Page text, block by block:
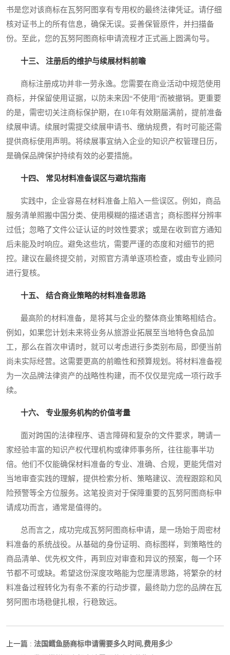
书是您对该商标在瓦努阿图享有专用权的最终法律凭证。请仔细
核对证书上的所有信息，确保无误。妥善保管原件，并扫描备
份。至此，您的瓦努阿图商标申请流程才正式画上圆满句号。
十三、 注册后的维护与续展材料前瞻
商标注册成功并非一劳永逸。您需要在商业活动中规范使用
商标，并保留使用证据，以防未来因“不使用”而被撤销。更重要
的是，需密切关注商标保护期，在10年有效期届满前，提前准备
续展申请。续展时需提交续展申请书、缴纳规费，有时可能还需
提供商标使用声明。将续展事宜纳入企业的知识产权管理日历，
是确保品牌保护持续有效的必要措施。
十四、 常见材料准备误区与避坑指南
实践中，企业容易在材料准备上陷入一些误区。例如，商品
服务清单照搬中国分类、使用模糊的描述语言；商标图样分辨率
过低；忽略了文件公证认证的时效性要求；或是在收到官方通知
后未能及时响应。避免这些坑，需要严谨的态度和对细节的把
控。建议在最终提交前，对照官方清单逐项检查，或由专业顾问
进行复核。
十五、 结合商业策略的材料准备思路
最高阶的材料准备，是将其与企业的整体商业策略相结合。
例如，如果您计划未来将业务从旅游业拓展至当地特色食品加
工，那么在首次申请时，就可以考虑进行多类别布局，即便当前
尚未实际经营。这需要更高的前瞻性和预算规划。将材料准备视
为一次品牌法律资产的战略性构建，而不仅仅是完成一项行政手
续。
十六、 专业服务机构的价值考量
面对跨国的法律程序、语言障碍和复杂的文件要求，聘请一
家经验丰富的知识产权代理机构或律师事务所，往往能事半功
倍。他们不仅能确保材料准备的专业、准确、合规，更能凭借对
当地审查实践的理解，提供检索分析、策略建议、流程跟踪和风
险预警等全方位服务。这笔投资对于保障重要的瓦努阿图商标申
请成功而言，通常是值得的。
总而言之，成功完成瓦努阿图商标申请，是一场始于周密材
料准备的系统战役。从基础的身份证明、商标图样，到策略性的
商品清单、优先权文件，再到应对审查和异议的预案，每一个环
节都不可或缺。希望这份深度攻略能为您厘清思路，将繁杂的材
料准备过程转化为有条不紊的行动步骤，最终助力您的品牌在瓦
努阿图市场稳健扎根，行稳致远。
上一篇 : 法国鳕鱼肠商标申请需要多久时间,费用多少